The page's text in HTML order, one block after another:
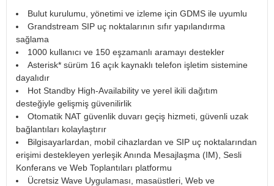
Bulut kurulumu, yönetimi ve izleme için GDMS ile uyumlu
Grandstream SIP uç noktalarının sıfır yapılandırma
sağlama
1000 kullanıcı ve 150 eşzamanlı aramayı destekler
Asterisk* sürüm 16 açık kaynaklı telefon işletim sistemine
dayalıdır
Hot Standby High-Availability ve yerel ikili dağıtım
desteğiyle gelişmiş güvenilirlik
Otomatik NAT güvenlik duvarı geçiş hizmeti, güvenli uzak
bağlantıları kolaylaştırır
Bilgisayarlardan, mobil cihazlardan ve SIP uç noktalarından
erişimi destekleyen yerleşik Anında Mesajlaşma (IM), Sesli
Konferans ve Web Toplantıları platformu
Ücretsiz Wave Uygulaması, masaüstleri, Web ve